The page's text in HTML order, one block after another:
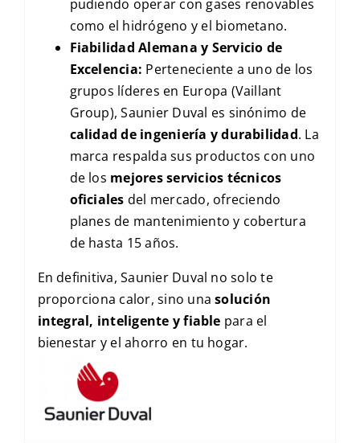
pudiendo operar con gases renovables
como el hidrógeno y el biometano.
Fiabilidad Alemana y Servicio de
Excelencia: Perteneciente a uno de los
grupos líderes en Europa (Vaillant
Group), Saunier Duval es sinónimo de
calidad de ingeniería y durabilidad. La
marca respalda sus productos con uno
de los mejores servicios técnicos
oficiales del mercado, ofreciendo
planes de mantenimiento y cobertura
de hasta 15 años.
En definitiva, Saunier Duval no solo te
proporciona calor, sino unasolución
integral, inteligente y fiable para el
bienestar y el ahorro en tu hogar.